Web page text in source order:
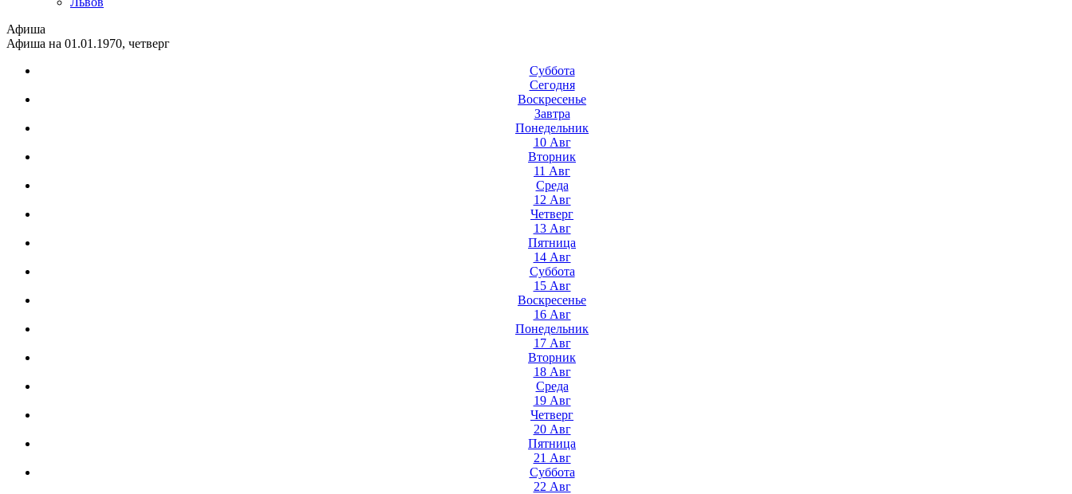
Афиша
Афиша на 01.01.1970, четверг
Суббота
Сегодня
Воскресенье
Завтра
Понедельник
10 Авг
Вторник
11 Авг
Среда
12 Авг
Четверг
13 Авг
Пятница
14 Авг
Суббота
15 Авг
Воскресенье
16 Авг
Понедельник
17 Авг
Вторник
18 Авг
Среда
19 Авг
Четверг
20 Авг
Пятница
21 Авг
Суббота
22 Авг